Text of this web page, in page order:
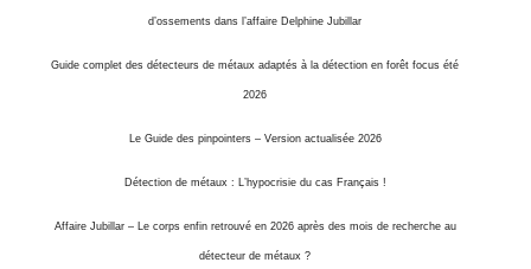
d’ossements dans l’affaire Delphine Jubillar
Guide complet des détecteurs de métaux adaptés à la détection en forêt focus été
2026
Le Guide des pinpointers – Version actualisée 2026
Détection de métaux : L’hypocrisie du cas Français !
Affaire Jubillar – Le corps enfin retrouvé en 2026 après des mois de recherche au
détecteur de métaux ?